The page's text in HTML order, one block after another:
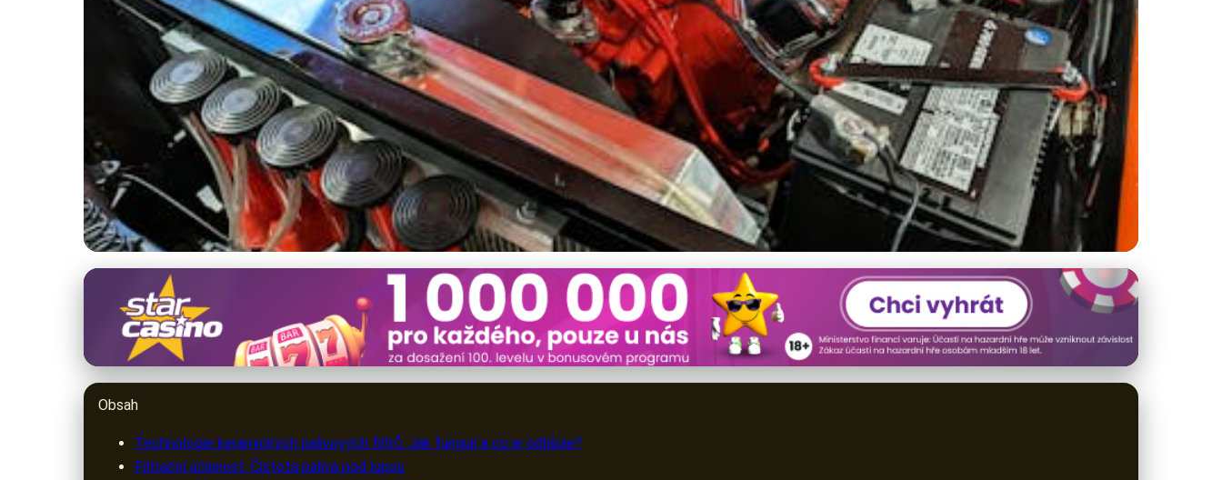
filtry-oleje.cz
Keramické palivové filtry: Revoluce v ochraně moderních motorů
4. 3. 2026· 9 min čtení · Autor: Radek Konečný
Obsah
Technologie keramických palivových filtrů: Jak fungují a co je odlišuje?
Filtrační účinnost: Čistota paliva pod lupou